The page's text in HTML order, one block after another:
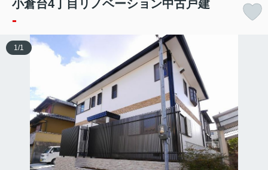
小倉台4丁目リノベーション中古戸建
-
1/1